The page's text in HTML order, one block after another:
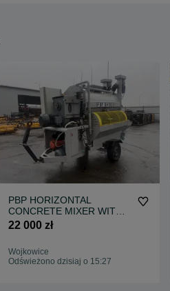
PBP HORIZONTAL
CONCRETE MIXER WITH
SCREW PUMP mieszalnik
22 000 zł
Wojkowice
Odświeżono dzisiaj o 15:27